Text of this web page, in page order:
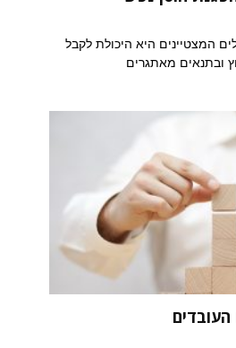
המצטיינים היא היכולת לקבל
ובתנאים מאתגרים